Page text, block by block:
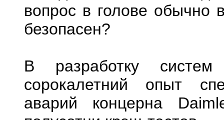
вопрос в голове обычно
безопасен?
В разработку
сорокалетний опыт
аварий концерна